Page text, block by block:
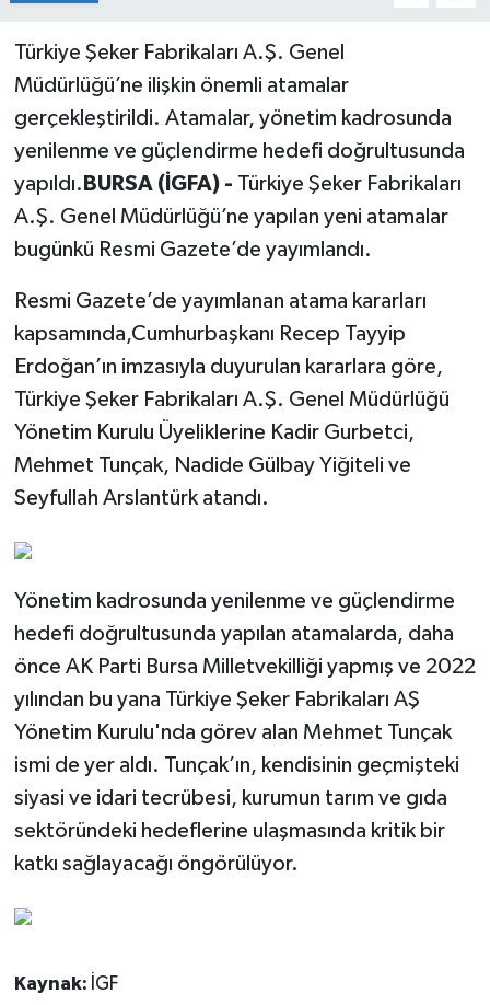
Türkiye Şeker Fabrikaları A.Ş. Genel
Müdürlüğü’ne ilişkin önemli atamalar
gerçekleştirildi. Atamalar, yönetim kadrosunda
yenilenme ve güçlendirme hedefi doğrultusunda
yapıldı. BURSA (İGFA) - Türkiye Şeker Fabrikaları
A.Ş. Genel Müdürlüğü’ne yapılan yeni atamalar
bugünkü Resmi Gazete’de yayımlandı.
Resmi Gazete’de yayımlanan atama kararları
kapsamında,Cumhurbaşkanı Recep Tayyip
Erdoğan’ın imzasıyla duyurulan kararlara göre,
Türkiye Şeker Fabrikaları A.Ş. Genel Müdürlüğü
Yönetim Kurulu Üyeliklerine Kadir Gurbetci,
Mehmet Tunçak, Nadide Gülbay Yiğiteli ve
Seyfullah Arslantürk atandı.
Yönetim kadrosunda yenilenme ve güçlendirme
hedefi doğrultusunda yapılan atamalarda, daha
önce AK Parti Bursa Milletvekilliği yapmış ve 2022
yılından bu yana Türkiye Şeker Fabrikaları AŞ
Yönetim Kurulu'nda görev alan Mehmet Tunçak
ismi de yer aldı. Tunçak’ın, kendisinin geçmişteki
siyasi ve idari tecrübesi, kurumun tarım ve gıda
sektöründeki hedeflerine ulaşmasında kritik bir
katkı sağlayacağı öngörülüyor.
Kaynak: İGF